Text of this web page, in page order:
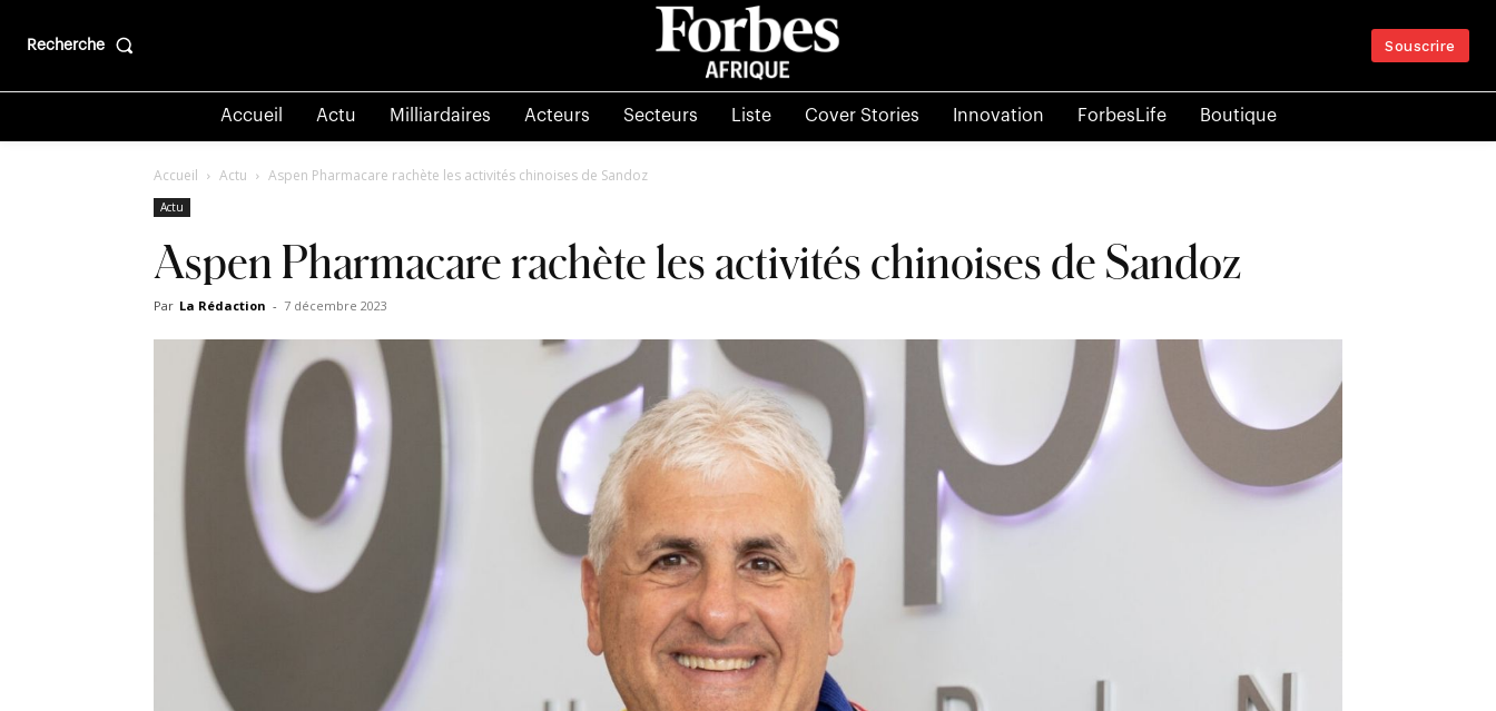
Recherche Souscrire
Accueil Actu Milliardaires Acteurs Secteurs Liste Cover Stories Innovation ForbesLife Boutique
Accueil Actu Aspen Pharmacare rachète les activités chinoises de Sandoz
Actu
Aspen Pharmacare rachète les activités chinoises de Sandoz
Par La Rédaction - 7 décembre 2023